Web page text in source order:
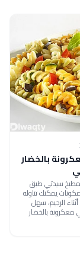
بالخضار
سيدتي طبق
يمكنك تناوله
الرجيم، سهل
بالخضار